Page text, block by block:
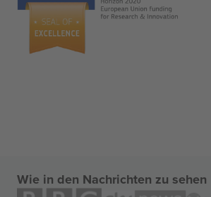
Wie in den Nachrichten zu sehen